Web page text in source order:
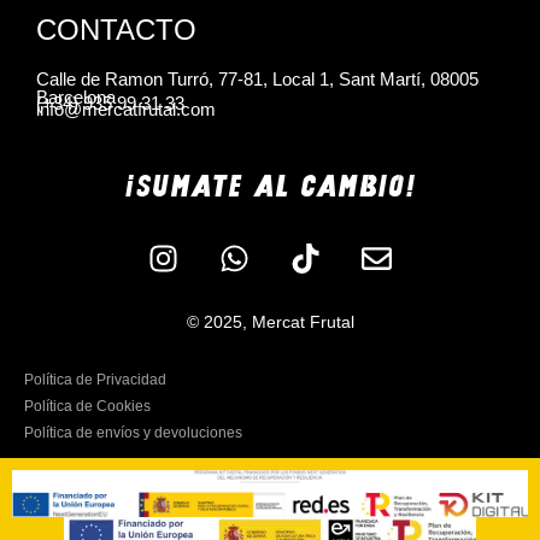
CONTACTO
Calle de Ramon Turró, 77-81, Local 1, Sant Martí, 08005
Barcelona
(+34) 935 99 31 33
info@mercatfrutal.com
¡SUMATE AL CAMBIO!
© 2025, Mercat Frutal
Política de Privacidad
Política de Cookies
Política de envíos y devoluciones